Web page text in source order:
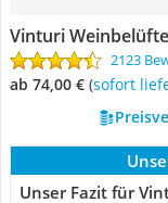
Vinturi
2123
ab 74,00 € ( Sofort
Unser Fazit für